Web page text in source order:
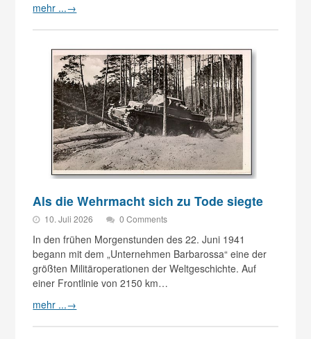
mehr ...→
Als die Wehrmacht sich zu Tode siegte
10. Juli 2026 0 Comments
In den frühen Morgenstunden des 22. Juni 1941
begann mit dem „Unternehmen Barbarossa“ eine der
größten Militäroperationen der Weltgeschichte. Auf
einer Frontlinie von 2150 km…
mehr ...→